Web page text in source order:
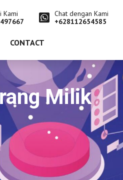
Kami
Chat dengan Kami
+628112654585
CONTACT
Milik